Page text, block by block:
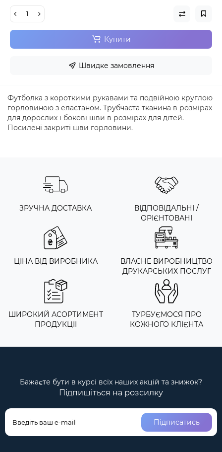
Купити
Швидке замовлення
Футболка з короткими рукавами та подвійною круглою
горловиною з еластаном. Трубчаста тканина в розмірах
для дорослих і бокові шви в розмірах для дітей.
Посилені закриті шви горловини.
ЗРУЧНА ДОСТАВКА
ВІДПОВІДАЛЬНІ /
ОРІЄНТОВАНІ
ЦІНА ВІД ВИРОБНИКА
ВЛАСНЕ ВИРОБНИЦТВО
ДРУКАРСЬКИХ ПОСЛУГ
ШИРОКИЙ АСОРТИМЕНТ
ПРОДУКЦІІ
ТУРБУЄМОСЯ ПРО
КОЖНОГО КЛІЄНТА
Бажаєте бути в курсі всіх наших акцій та знижок?
Підпишіться на розсилку
Підписатись